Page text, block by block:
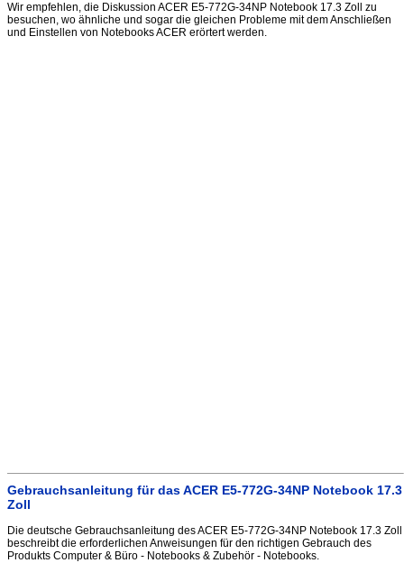
Wir empfehlen, die Diskussion ACER E5-772G-34NP Notebook 17.3 Zoll zu
besuchen, wo ähnliche und sogar die gleichen Probleme mit dem Anschließen
und Einstellen von Notebooks ACER erörtert werden.
Gebrauchsanleitung für das ACER E5-772G-34NP Notebook 17.3
Zoll
Die deutsche Gebrauchsanleitung des ACER E5-772G-34NP Notebook 17.3 Zoll
beschreibt die erforderlichen Anweisungen für den richtigen Gebrauch des
Produkts Computer & Büro - Notebooks & Zubehör - Notebooks.